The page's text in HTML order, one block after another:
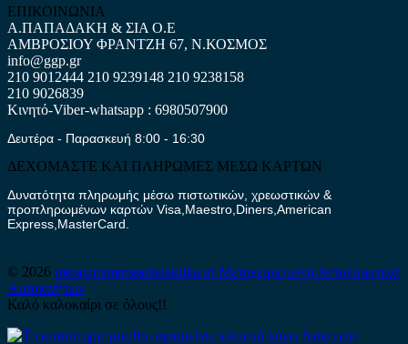
ΕΠΙΚΟΙΝΩΝΙΑ
Α.ΠΑΠΑΔΑΚΗ & ΣΙΑ Ο.Ε
ΑΜΒΡΟΣΙΟΥ ΦΡΑΝΤΖΗ 67, Ν.ΚΟΣΜΟΣ
info@ggp.gr
210 9012444 210 9239148 210 9238158
210 9026839
Κινητό-Viber-whatsapp : 6980507900
Δευτέρα - Παρασκευή 8:00 - 16:30
ΔΕΧΟΜΑΣΤΕ ΚΑΙ ΠΛΗΡΩΜΕΣ ΜΕΣΩ ΚΑΡΤΩΝ
Δυνατότητα πληρωμής μέσω πιστωτικών, χρεωστικών &
προπληρωμένων καρτών Visa,Maestro,Diners,American
Express,MasterCard.
© 2026 metaxirismenaantalaktika.grΜεταχειρισμένα Ανταλλακτικά
Αυτοκινήτων
Καλό καλοκαίρι σε όλους!!